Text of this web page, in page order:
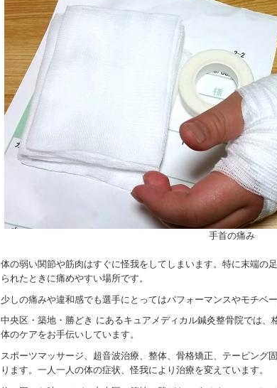
手首の痛み
体の弱い関節や筋肉はすぐに怪我をしてしまいます。特に末端の
られたときに痛めやすい場所です。
少しの痛みや違和感でも選手にとってはパフォーマンスやモチベ
中央区・築地・勝どき にあるキュアメディカル鍼灸整骨院では
体のケアをお手伝いしています。
スポーツマッサージ、超音波治療、整体、骨格矯正、テーピング
ります。一人一人の体の症状、怪我により治療を変えています。